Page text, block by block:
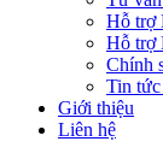
Hỗ trợ
Hỗ trợ
Chính
Tin
Giới thiệu
Liên hệ